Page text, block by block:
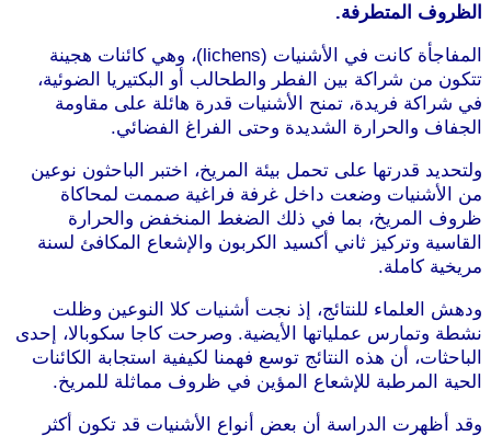
الظروف المتطرفة.
المفاجأة كانت في الأشنيات (lichens)، وهي كائنات هجينة
تتكون من شراكة بين الفطر والطحالب أو البكتيريا الضوئية،
في شراكة فريدة، تمنح الأشنيات قدرة هائلة على مقاومة
الجفاف والحرارة الشديدة وحتى الفراغ الفضائي.
ولتحديد قدرتها على تحمل بيئة المريخ، اختبر الباحثون نوعين
من الأشنيات وضعت داخل غرفة فراغية صممت لمحاكاة
ظروف المريخ، بما في ذلك الضغط المنخفض والحرارة
القاسية وتركيز ثاني أكسيد الكربون والإشعاع المكافئ لسنة
مريخية كاملة.
ودهش العلماء للنتائج، إذ نجت أشنيات كلا النوعين وظلت
نشطة وتمارس عملياتها الأيضية. وصرحت كاجا سكوبالا، إحدى
الباحثات، أن هذه النتائج توسع فهمنا لكيفية استجابة الكائنات
الحية المرطبة للإشعاع المؤين في ظروف مماثلة للمريخ.
وقد أظهرت الدراسة أن بعض أنواع الأشنيات قد تكون أكثر